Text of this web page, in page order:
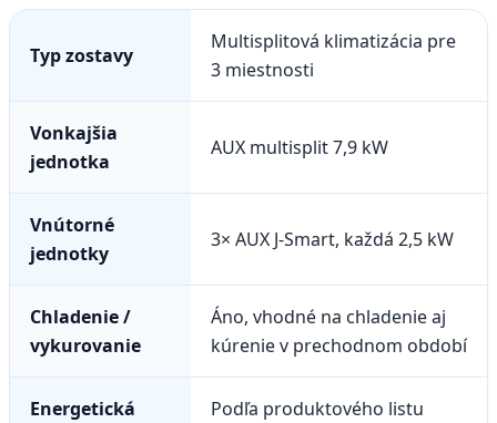
Typ zostavy
Multisplitová klimatizácia pre
3 miestnosti
Vonkajšia
jednotka
AUX multisplit 7,9 kW
Vnútorné
jednotky
3× AUX J-Smart, každá 2,5 kW
Chladenie /
vykurovanie
Áno, vhodné na chladenie aj
kúrenie v prechodnom období
Energetická
Podľa produktového listu